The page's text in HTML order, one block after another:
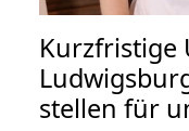
Kurzfristige
stellen für